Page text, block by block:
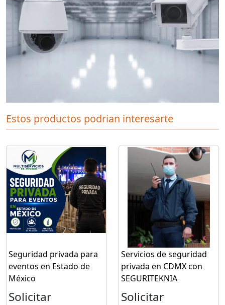
Estos productos podrian interesarte
Seguridad privada para
eventos en Estado de
México
Solicitar
Servicios de seguridad
privada en CDMX con
SEGURITEKNIA
Solicitar